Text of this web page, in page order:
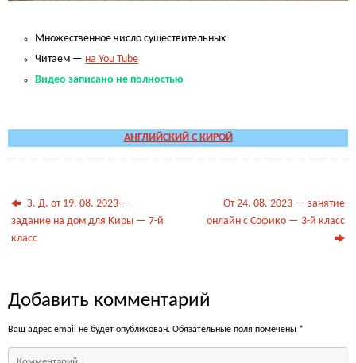
Множественное число существительных
Читаем — на You Tube
Видео записано не полностью
АНГЛИЙСКИЙ С КИРОЙ
З. Д. от 19. 08. 2023 —
задание на дом для Киры — 7-й
класс
От 24. 08. 2023 — занятие
онлайн с Софико — 3-й класс
Добавить комментарий
Ваш адрес email не будет опубликован. Обязательные поля помечены *